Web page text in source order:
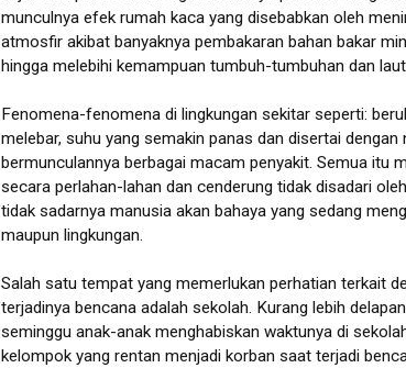
munculnya efek rumah kaca yang disebabkan oleh
atmosfir akibat banyaknya pembakaran bahan bakar
hingga melebihi kemampuan tumbuh-tumbuhan dan
Fenomena-fenomena di lingkungan sekitar seperti:
melebar, suhu yang semakin panas dan disertai dengan
bermunculannya berbagai macam penyakit. Semua itu
secara perlahan-lahan dan cenderung tidak disadari
tidak sadarnya manusia akan bahaya yang sedang
maupun lingkungan.
Salah satu tempat yang memerlukan perhatian terkait
terjadinya bencana adalah sekolah. Kurang lebih
seminggu anak-anak menghabiskan waktunya di
kelompok yang rentan menjadi korban saat terjadi